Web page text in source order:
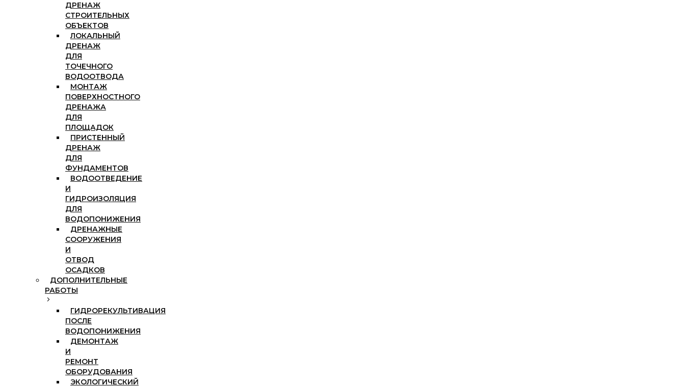
ДРЕНАЖ
СТРОИТЕЛЬНЫХ
ОБЪЕКТОВ
ЛОКАЛЬНЫЙ
ДРЕНАЖ
ДЛЯ
ТОЧЕЧНОГО
ВОДООТВОДА
МОНТАЖ
ПОВЕРХНОСТНОГО
ДРЕНАЖА
ДЛЯ
ПЛОЩАДОК
ПРИСТЕННЫЙ
ДРЕНАЖ
ДЛЯ
ФУНДАМЕНТОВ
ВОДООТВЕДЕНИЕ
И
ГИДРОИЗОЛЯЦИЯ
ДЛЯ
ВОДОПОНИЖЕНИЯ
ДРЕНАЖНЫЕ
СООРУЖЕНИЯ
И
ОТВОД
ОСАДКОВ
ДОПОЛНИТЕЛЬНЫЕ
РАБОТЫ
ГИДРОРЕКУЛЬТИВАЦИЯ
ПОСЛЕ
ВОДОПОНИЖЕНИЯ
ДЕМОНТАЖ
И
РЕМОНТ
ОБОРУДОВАНИЯ
ЭКОЛОГИЧЕСКИЙ